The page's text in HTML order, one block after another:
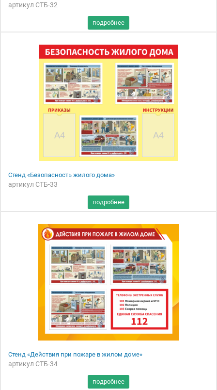
артикул СТБ-32
Стенд «Безопасность жилого дома»
артикул СТБ-33
Стенд «Действия при пожаре в жилом доме»
артикул СТБ-34